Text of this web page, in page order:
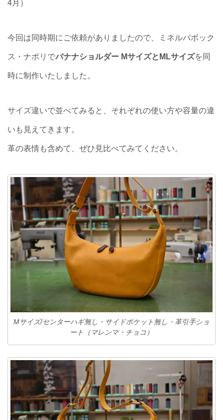
4月）
今回は同時期にご依頼がありましたので、ミネルバボック
ス・ナポリでバナナショルダー MサイズとMLサイズを同
時に制作いたしました。
サイズ違いで並べてみると、それぞれの使い方や容量の違
いも見えてきます。
革の表情も含めて、ぜひ見比べてみてください。
Mサイズ/センターハギ無し・サイドポケット無し・革引手ショ
ート（マレンマ・チョコ）